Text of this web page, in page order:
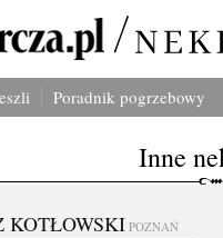
Poradnik pogrzebowy
Inne
KOTŁOWSKI POZNAŃ